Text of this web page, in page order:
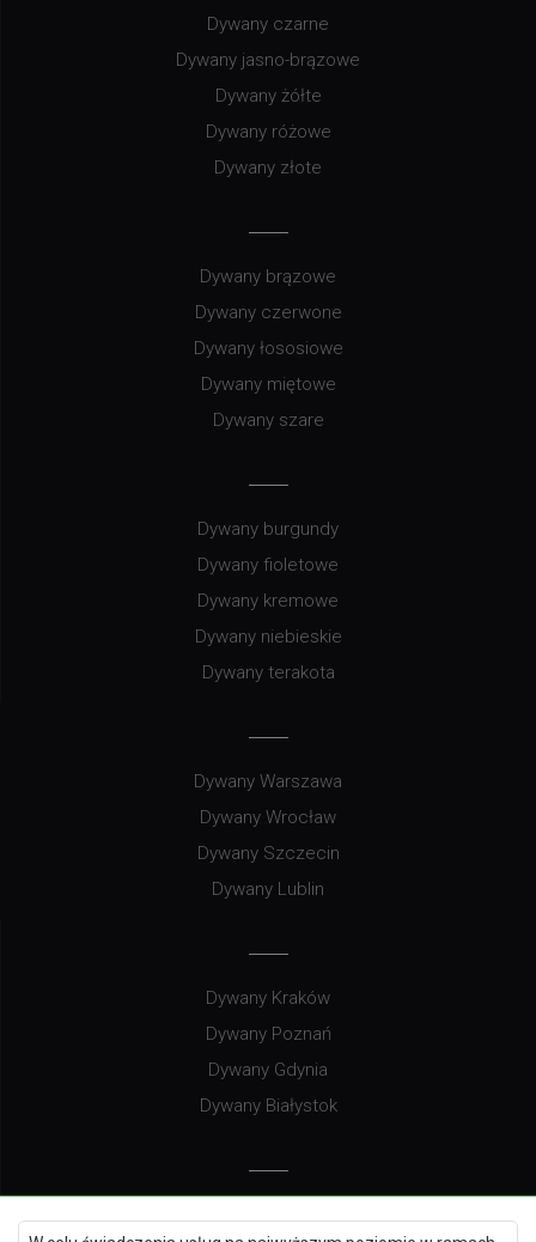
Dywany czarne
Dywany jasno-brązowe
Dywany żółte
Dywany różowe
Dywany złote
Dywany brązowe
Dywany czerwone
Dywany łososiowe
Dywany miętowe
Dywany szare
Dywany burgundy
Dywany fioletowe
Dywany kremowe
Dywany niebieskie
Dywany terakota
Dywany Warszawa
Dywany Wrocław
Dywany Szczecin
Dywany Lublin
Dywany Kraków
Dywany Poznań
Dywany Gdynia
Dywany Białystok